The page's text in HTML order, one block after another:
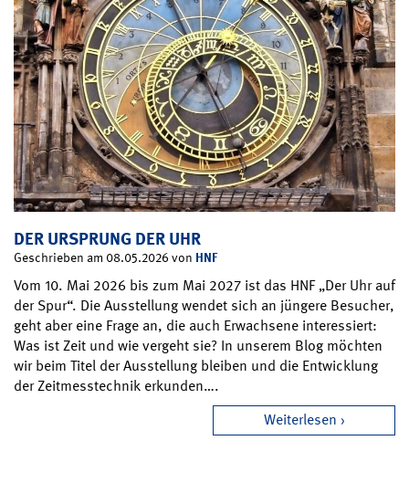
DER URSPRUNG DER UHR
Geschrieben am 08.05.2026 von HNF
Vom 10. Mai 2026 bis zum Mai 2027 ist das HNF „Der Uhr auf
der Spur“. Die Ausstellung wendet sich an jüngere Besucher,
geht aber eine Frage an, die auch Erwachsene interessiert:
Was ist Zeit und wie vergeht sie? In unserem Blog möchten
wir beim Titel der Ausstellung bleiben und die Entwicklung
der Zeitmesstechnik erkunden….
Weiterlesen